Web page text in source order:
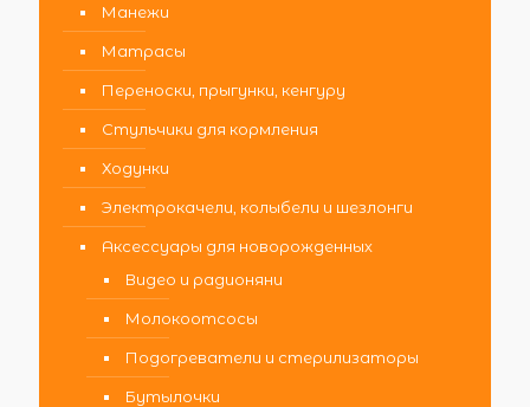
Манежи
Матрасы
Переноски, прыгунки, кенгуру
Стульчики для кормления
Ходунки
Электрокачели, колыбели и шезлонги
Аксессуары для новорожденных
Видео и радионяни
Молокоотсосы
Подогреватели и стерилизаторы
Бутылочки